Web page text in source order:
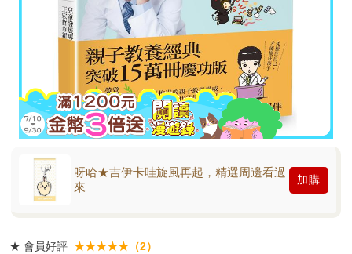
呀哈★吉伊卡哇旋風再起，精選周邊看過
來
加購
★ 會員好評 ★★★★★（2）